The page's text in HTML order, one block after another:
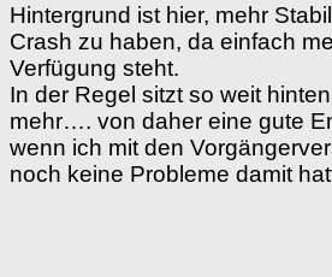
Hintergrund ist hier, mehr
Crash zu haben, da einfach
Verfügung steht.
In der Regel sitzt so weit
mehr…. von daher eine gute
wenn ich mit den
noch keine Probleme damit